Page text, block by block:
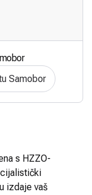
Samobor
s HZZO-
izdaje vaš